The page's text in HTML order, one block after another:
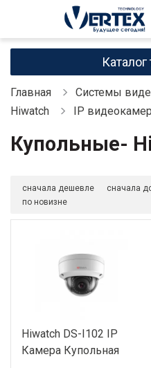
Главная
Системы
Hiwatch
IP
Купольные-
сначала дешевле сначала
по новизне
Hiwatch DS-I102 IP
Камера Купольная